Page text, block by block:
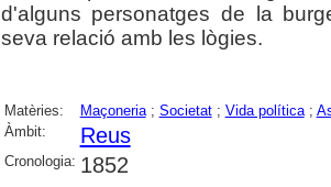
d'alguns personatges de la
seva relació amb les lògies.
Matèries: Maçoneria; Societat; Vida política;
Àmbit:
Reus
Cronologia: 1852